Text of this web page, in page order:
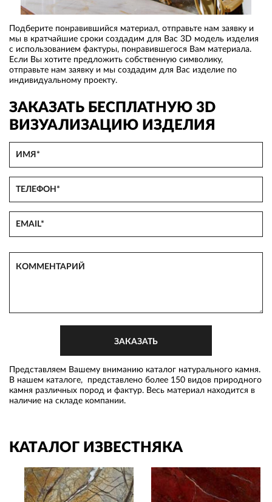
Подберите понравившийся материал, отправьте нам заявку и
мы в кратчайшие сроки создадим для Вас 3D модель изделия
с использованием фактуры, понравившегося Вам материала.
Если Вы хотите предложить собственную символику,
отправьте нам заявку и мы создадим для Вас изделие по
индивидуальному проекту.
ЗАКАЗАТЬ БЕСПЛАТНУЮ 3D
ВИЗУАЛИЗАЦИЮ ИЗДЕЛИЯ
Представляем Вашему вниманию каталог натурального камня.
В нашем каталоге, представлено более 150 видов природного
камня различных пород и фактур. Весь материал находится в
наличие на складе компании.
КАТАЛОГ ИЗВЕСТНЯКА